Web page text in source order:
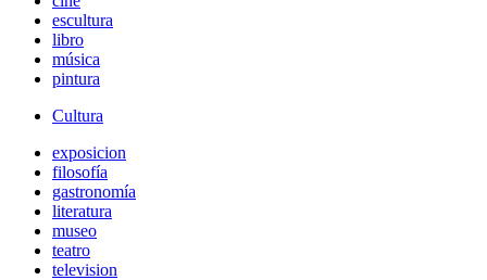
escultura
libro
música
pintura
Cultura
exposicion
filosofía
gastronomía
literatura
museo
teatro
television